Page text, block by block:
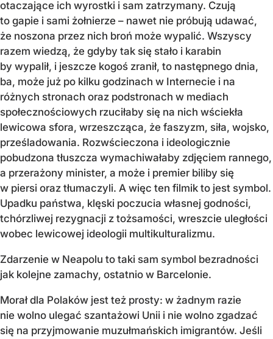
otaczające ich wyrostki i sam zatrzymany. Czują
to gapie i sami żołnierze – nawet nie próbują udawać,
że noszona przez nich broń może wypalić. Wszyscy
razem wiedzą, że gdyby tak się stało i karabin
by wypalił, i jeszcze kogoś zranił, to następnego dnia,
ba, może już po kilku godzinach w Internecie i na
różnych stronach oraz podstronach w mediach
społecznościowych rzuciłaby się na nich wściekła
lewicowa sfora, wrzeszcząca, że faszyzm, siła, wojsko,
prześladowania. Rozwścieczona i ideologicznie
pobudzona tłuszcza wymachiwałaby zdjęciem rannego,
a przerażony minister, a może i premier biliby się
w piersi oraz tłumaczyli. A więc ten filmik to jest symbol.
Upadku państwa, klęski poczucia własnej godności,
tchórzliwej rezygnacji z tożsamości, wreszcie uległości
wobec lewicowej ideologii multikulturalizmu.
Zdarzenie w Neapolu to taki sam symbol bezradności
jak kolejne zamachy, ostatnio w Barcelonie.
Morał dla Polaków jest też prosty: w żadnym razie
nie wolno ulegać szantażowi Unii i nie wolno zgadzać
się na przyjmowanie muzułmańskich imigrantów. Jeśli